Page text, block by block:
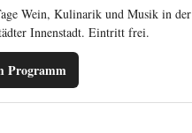
Wein, Kulinarik und Musik in der
Innenstadt. Eintritt frei.
Programm